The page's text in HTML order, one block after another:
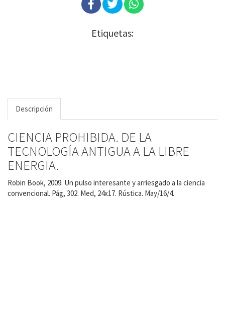
Etiquetas:
Descripción
CIENCIA PROHIBIDA. DE LA
TECNOLOGÍA ANTIGUA A LA LIBRE
ENERGIA.
Robin Book, 2009. Un pulso interesante y arriesgado a la ciencia
convencional. Pág, 302. Med, 24x17. Rústica. May/16/4.